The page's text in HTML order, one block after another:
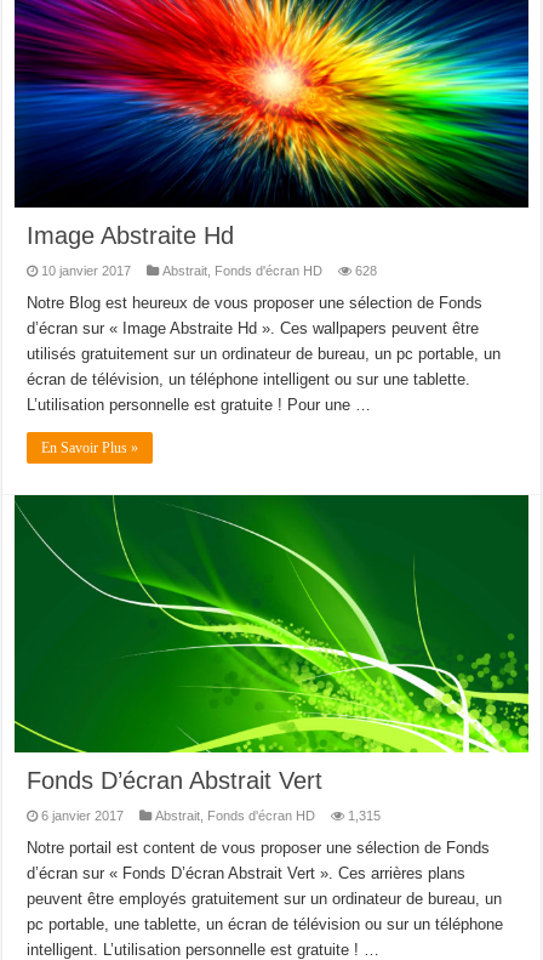
Image Abstraite Hd
10 janvier 2017 Abstrait Fonds d'écran HD 628
Notre Blog est heureux de vous proposer une sélection de Fonds
d’écran sur « Image Abstraite Hd ». Ces wallpapers peuvent être
utilisés gratuitement sur un ordinateur de bureau, un pc portable, un
écran de télévision, un téléphone intelligent ou sur une tablette.
L’utilisation personnelle est gratuite ! Pour une …
En Savoir Plus »
Fonds D’écran Abstrait Vert
6 janvier 2017 Abstrait Fonds d'écran HD 1,315
Notre portail est content de vous proposer une sélection de Fonds
d’écran sur « Fonds D’écran Abstrait Vert ». Ces arrières plans
peuvent être employés gratuitement sur un ordinateur de bureau, un
pc portable, une tablette, un écran de télévision ou sur un téléphone
intelligent. L’utilisation personnelle est gratuite ! …